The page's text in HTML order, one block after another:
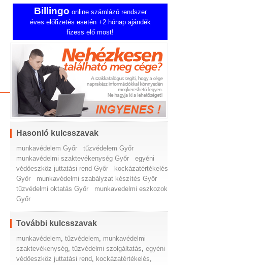
Billingo online számlázó rendszer
éves előfizetés esetén +2 hónap ajándék
fizess elő most!
Hasonló kulcsszavak
munkavédelem Győr
tűzvédelem Győr
munkavédelmi szaktevékenység Győr
egyéni
védőeszköz juttatási rend Győr
kockázatértékelés
Győr
munkavédelmi szabályzat készítés Győr
tűzvédelmi oktatás Győr
munkavedelmi eszkozok
Győr
További kulcsszavak
munkavédelem,tűzvédelem, munkavédelmi
szaktevékenység,tűzvédelmi szolgáltatás,egyéni
védőeszköz juttatási rend, kockázatértékelés,